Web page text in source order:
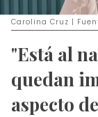
Carolina Cruz |
"Está al
quedan
aspecto